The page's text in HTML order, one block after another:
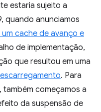
estaria sujeito a
quando anunciamos
cache de avanço e
de implementação,
que resultou em uma
. Para
começamos a
da suspensão de